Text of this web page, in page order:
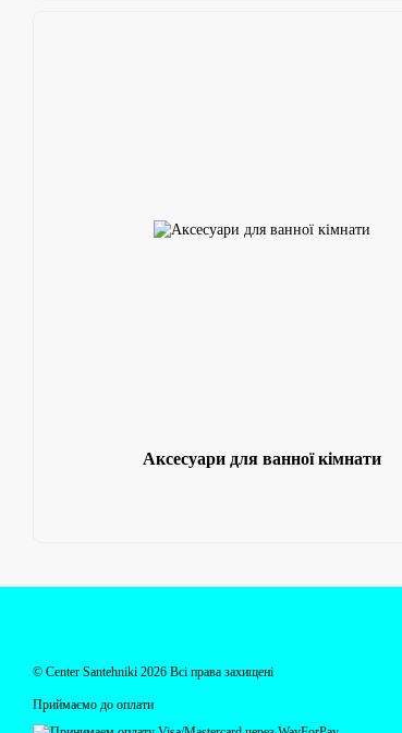
Аксесуари для ванної кімнати
© Centеr Santehniki 2026 Всі права захищені
Приймаємо до оплати